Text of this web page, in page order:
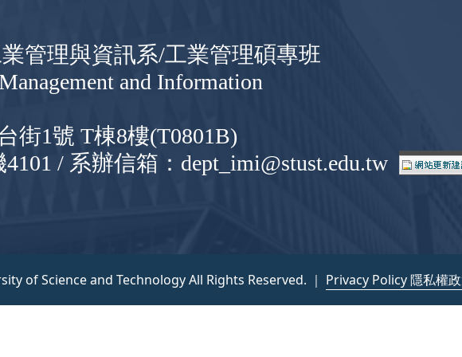
管理與資訊系/工業管理碩專班
and Information
街1號 T棟8樓(T0801B)
/ 系辦信箱：dept_imi@stust.edu.tw
of Science and Technology All Rights Reserved. ｜ Privacy Policy 隱私權